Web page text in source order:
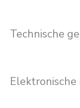
Technische